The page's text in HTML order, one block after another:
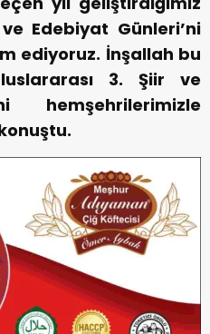
Edebiyat Günleri’ni
ediyoruz. İnşallah bu
3. Şiir ve
hemşehrilerimizle